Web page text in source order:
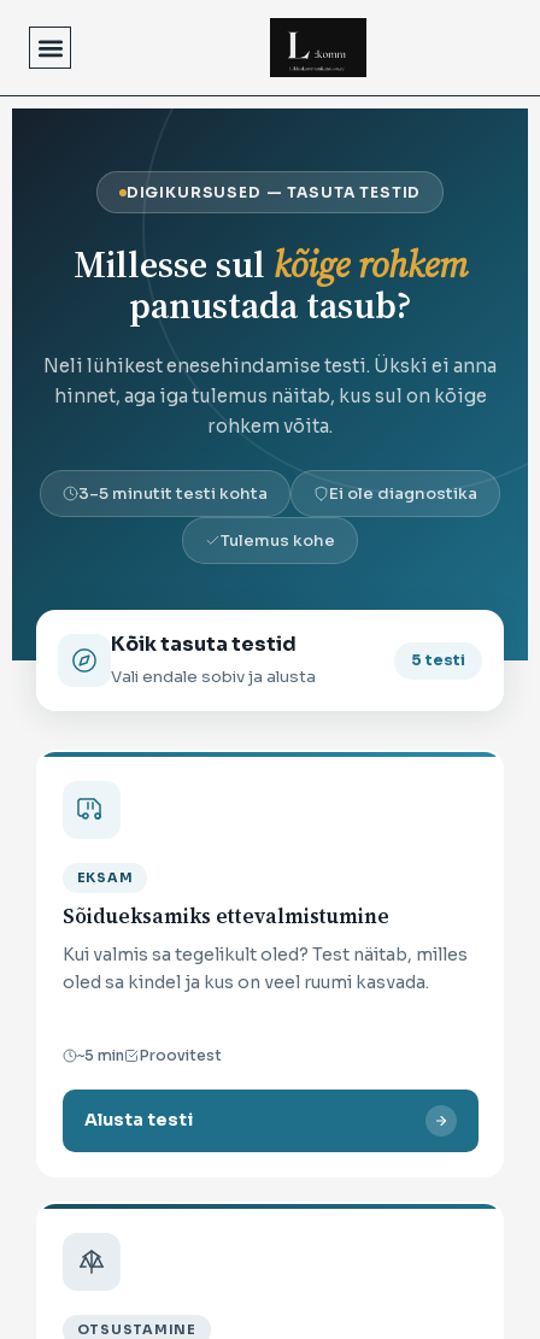
content
DIGIKURSUSED — TASUTA TESTID
Millesse sul kõige rohkem
panustada tasub?
Neli lühikest enesehindamise testi. Ükski ei anna
hinnet, aga iga tulemus näitab, kus sul on kõige
rohkem võita.
3–5 minutit testi kohta Ei ole diagnostika
Tulemus kohe
Kõik tasuta testid
Vali endale sobiv ja alusta
5 testi
EKSAM
Sõidueksamiks ettevalmistumine
Kui valmis sa tegelikult oled? Test näitab, milles
oled sa kindel ja kus on veel ruumi kasvada.
~5 min Proovitest
Alusta testi
OTSUSTAMINE